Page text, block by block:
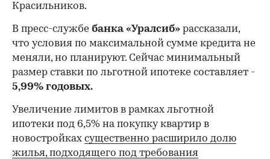
Красильников.
В пресс-службе банка «Уралсиб» рассказали,
что условия по максимальной сумме кредита не
меняли, но планируют. Сейчас минимальный
размер ставки по льготной ипотеке составляет -
5,99% годовых.
Увеличение лимитов в рамках льготной
ипотеки под 6,5% на покупку квартир в
новостройках существенно расширило долю
жилья, подходящего под требования